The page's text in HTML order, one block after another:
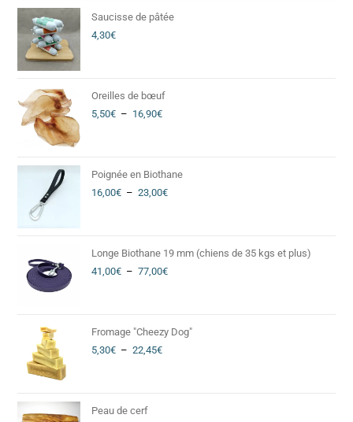
Saucisse de pâtée
4,30€
Oreilles de bœuf
5,50€ – 16,90€
Poignée en Biothane
16,00€ – 23,00€
Longe Biothane 19 mm (chiens de 35 kgs et plus)
41,00€ – 77,00€
Fromage "Cheezy Dog"
5,30€ – 22,45€
Peau de cerf